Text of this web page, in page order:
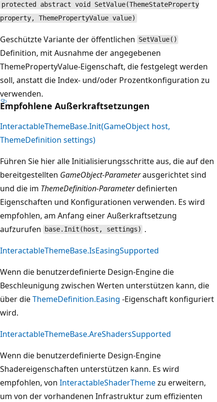
protected abstract void SetValue(ThemeStateProperty
property, ThemePropertyValue value)
Geschützte Variante der öffentlichen SetValue()
Definition, mit Ausnahme der angegebenen
ThemePropertyValue-Eigenschaft, die festgelegt werden
soll, anstatt die Index- und/oder Prozentkonfiguration zu
verwenden.
Empfohlene Außerkraftsetzungen
InteractableThemeBase.Init(GameObject host,
ThemeDefinition settings)
Führen Sie hier alle Initialisierungsschritte aus, die auf den
bereitgestellten GameObject-Parameterausgerichtet sind
und die im ThemeDefinition-Parameterdefinierten
Eigenschaften und Konfigurationen verwenden. Es wird
empfohlen, am Anfang einer Außerkraftsetzung
aufzurufen
base.Init(host, settings) .
InteractableThemeBase.IsEasingSupported
Wenn die benutzerdefinierte Design-Engine die
Beschleunigung zwischen Werten unterstützen kann, die
über dieThemeDefinition.Easing -Eigenschaft konfiguriert
wird.
InteractableThemeBase.AreShadersSupported
Wenn die benutzerdefinierte Design-Engine
Shadereigenschaften unterstützen kann. Es wird
empfohlen, von InteractableShaderThemezu erweitern,
um von der vorhandenen Infrastruktur zum effizienten